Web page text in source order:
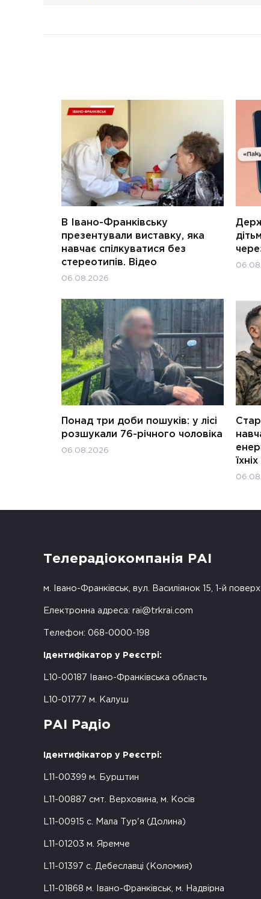
В Івано-Франківську
презентували виставку, яка
навчає спілкуватися без
стереотипів. Відео
06.08.2026
Понад три доби пошуків: у лісі
розшукали 76-річного чоловіка
06.08.2026
Телерадіокомпанія РАІ
м. Івано-Франківськ, вул. Василіянок 15, 1-й поверх
Електронна адреса: rai@trkrai.com
Телефон: 068-0000-198
Ідентифікатор у Реєстрі:
L10-00187 Івано-Франківська область
L10-01777 м. Калуш
РАІ Радіо
Ідентифікатор у Реєстрі:
L11-00399 м. Бурштин
L11-00887 смт. Верховина, м. Косів
L11-00915 с. Мала Тур'я (Долина)
L11-01203 м. Яремче
L11-01397 с. Дебеславці (Коломия)
L11-01868 м. Івано-Франківськ, м. Надвірна